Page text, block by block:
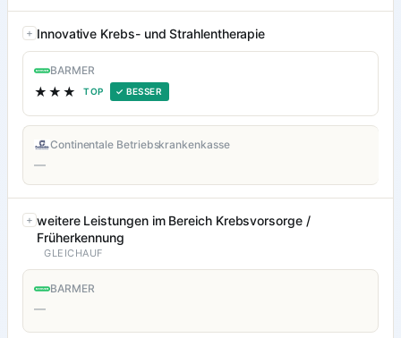
Innovative Krebs- und Strahlentherapie
BARMER
★★★ TOP ✓ BESSER
Continentale Betriebskrankenkasse
—
weitere Leistungen im Bereich Krebsvorsorge /
Früherkennung
GLEICHAUF
BARMER
—